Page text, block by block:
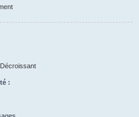
Décroissant
: